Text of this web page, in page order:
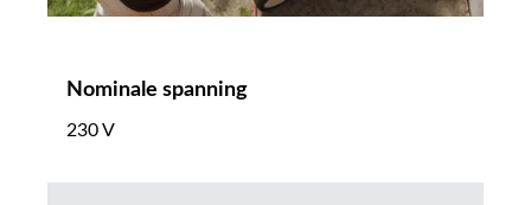
Nominale spanning
230 V